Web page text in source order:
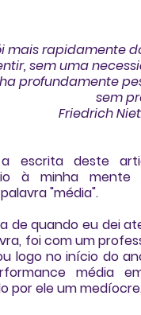
mais rapidamente
sem uma
profundamente
sem
Friedrich
escrita deste
à minha
"média".
de quando eu dei
foi com um
logo no início do
média
por ele um